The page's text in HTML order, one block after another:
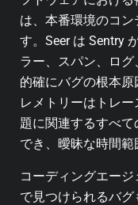
は、本番環境のコ
す。Seer は Sentry
ラー、スパン、ログ
的確にバグの根本
レメトリーはトレ
題に関連するすべ
でき、曖昧な時間範
コーディングエー
で見つけられるバ